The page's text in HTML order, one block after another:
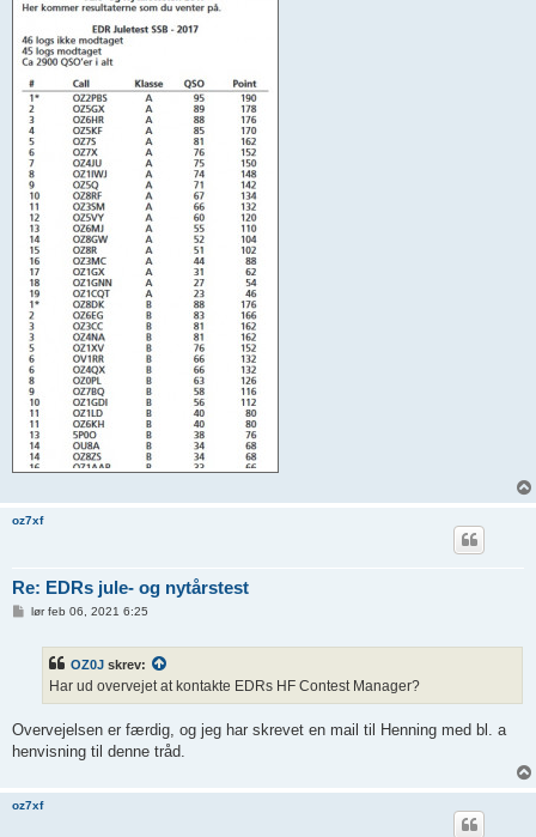
oz7xf
Re: EDRs jule- og nytårstest
lør feb 06, 2021 6:25
OZ0J skrev:
Har ud overvejet at kontakte EDRs HF Contest Manager?
Overvejelsen er færdig, og jeg har skrevet en mail til Henning med bl. a
henvisning til denne tråd.
oz7xf